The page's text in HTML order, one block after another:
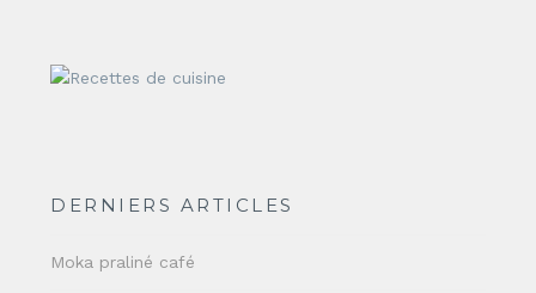
DERNIERS ARTICLES
Moka praliné café